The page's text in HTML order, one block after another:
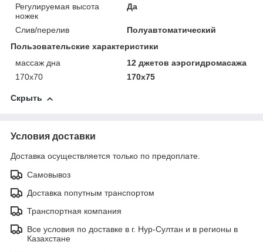
Регулируемая высота
ножек
Да
Слив/перелив
Полуавтоматический
Пользовательские характеристики
массаж дна
12 джетов аэрогидромасажа
170х70
170х75
Скрыть
Условия доставки
Доставка осуществляется только по предоплате.
Самовывоз
Доставка попутным транспортом
Транспортная компания
Все условия по доставке в г. Нур-Султан и в регионы в
Казахстане